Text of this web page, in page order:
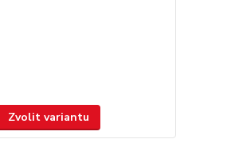
Zvolit variantu